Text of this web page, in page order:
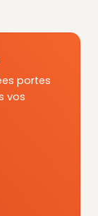
portes
vos